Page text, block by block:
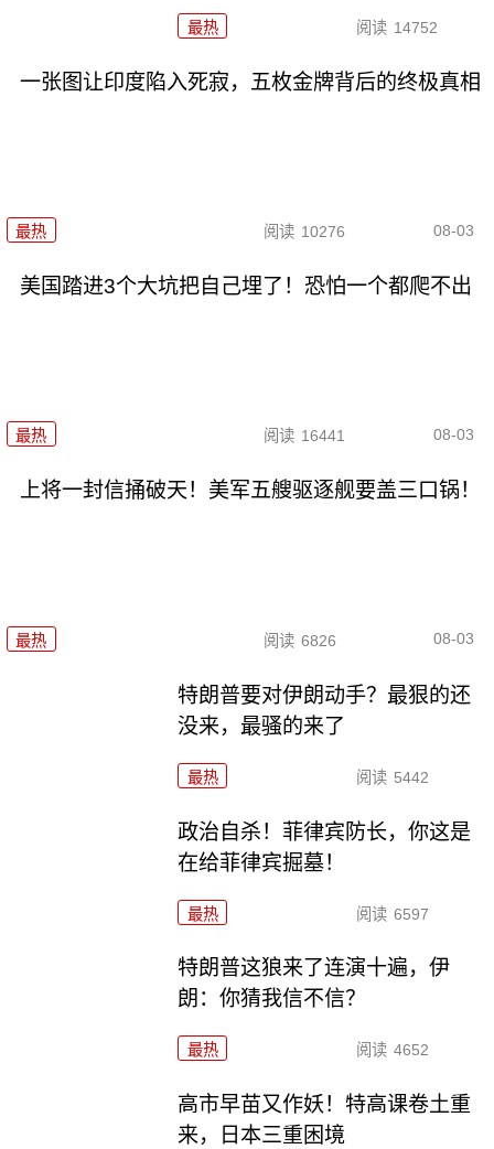
最热 阅读 14752
一张图让印度陷入死寂，五枚金牌背后的终极真相
最热 阅读 10276 08-03
美国踏进3个大坑把自己埋了！恐怕一个都爬不出
最热 阅读 16441 08-03
上将一封信捅破天！美军五艘驱逐舰要盖三口锅！
最热 阅读 6826 08-03
特朗普要对伊朗动手？最狠的还
没来，最骚的来了
最热 阅读 5442
政治自杀！菲律宾防长，你这是
在给菲律宾掘墓！
最热 阅读 6597
特朗普这狼来了连演十遍，伊
朗：你猜我信不信？
最热 阅读 4652
高市早苗又作妖！特高课卷土重
来，日本三重困境